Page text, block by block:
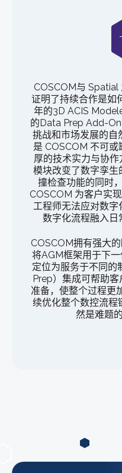
COSCOM与 Spatial
证明了持续合作是如
年的3D ACIS
的Data Prep Add-
挑战和市场发展的自
是 COSCOM 不可
厚的技术实力与协
模块改变了数字孪生
撞检查功能的同时
COSCOM 为客户实
工程师无法应对数
数字化流程融入日
COSCOM拥有强大
将AGM框架用于下
定位为服务于不同的
Prep）集成可帮助
准备，使整个过程更
续优化整个数控流程
然是难题